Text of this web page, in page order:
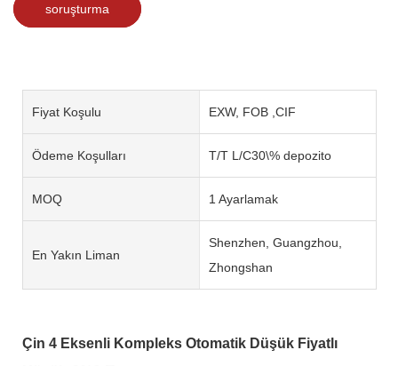
soruşturma
Fiyat Koşulu EXW, FOB ,CIF
Ödeme Koşulları T/T L/C30\% depozito
MOQ 1 Ayarlamak
En Yakın Liman
Shenzhen, Guangzhou,
Zhongshan
Çin 4 Eksenli Kompleks Otomatik Düşük Fiyatlı